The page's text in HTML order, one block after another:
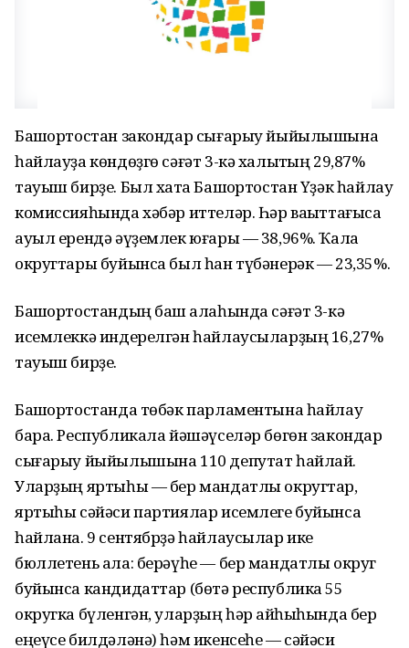
Башҡортостан закондар сығарыу йыйылышына
һайлауҙа көндөҙгө сәғәт 3-кә халыҡтың 29,87%
тауыш бирҙе. Был хаҡта Башҡортостан Үҙәк һайлау
комиссияһында хәбәр иттеләр. Һәр ваҡыттағыса
ауыл ерендә әүҙемлек юғары — 38,96%. Ҡала
округтары буйынса был һан түбәнерәк — 23,35%.
Башҡортостандың баш ҡалаһында сәғәт 3-кә
исемлеккә индерелгән һайлаусыларҙың 16,27%
тауыш бирҙе.
Башҡортостанда төбәк парламентына һайлау
бара. Республикала йәшәүселәр бөгөн закондар
сығарыу йыйылышына 110 депутат һайлай.
Уларҙың яртыһы — бер мандатлы округтар,
яртыһы сәйәси партиялар исемлеге буйынса
һайлана. 9 сентябрҙә һайлаусылар ике
бюллетень ала: берәүһе — бер мандатлы округ
буйынса кандидаттар (бөтә республика 55
округка бүленгән, уларҙың һәр ҡайһыһында бер
еңеүсе билдәләнә) һәм икенсеһе — сәйәси